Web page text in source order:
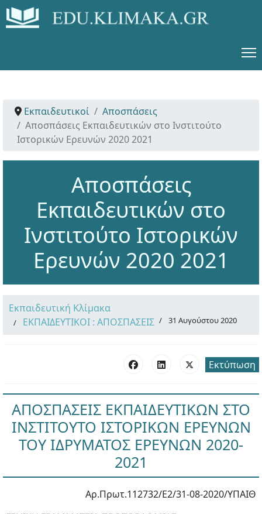
Εκπαιδευτικοί
Αποσπάσεις
Αποσπάσεις Εκπαιδευτικών στο Ινστιτούτο
Ιστορικών Ερευνών 2020 2021
Αποσπάσεις
Εκπαιδευτικών στο
Ινστιτούτο Ιστορικών
Ερευνών 2020 2021
Εκπαιδευτική Κλίμακα
ΕΚΠΑΙΔΕΥΤΙΚΟΙ : ΑΠΟΣΠΑΣΕΙΣ
31 Αυγούστου 2020
Εκτύπωση
ΑΠΟΣΠΑΣΕΙΣ ΕΚΠΑΙΔΕΥΤΙΚΩΝ ΣΤΟ
ΙΝΣΤΙΤΟΥΤΟ ΙΣΤΟΡΙΚΩΝ ΕΡΕΥΝΩΝ
ΤΟΥ ΙΔΡΥΜΑΤΟΣ ΕΡΕΥΝΩΝ 2020-
2021
Αρ.Πρωτ.112732/Ε2/31-08-2020/ΥΠΑΙΘ